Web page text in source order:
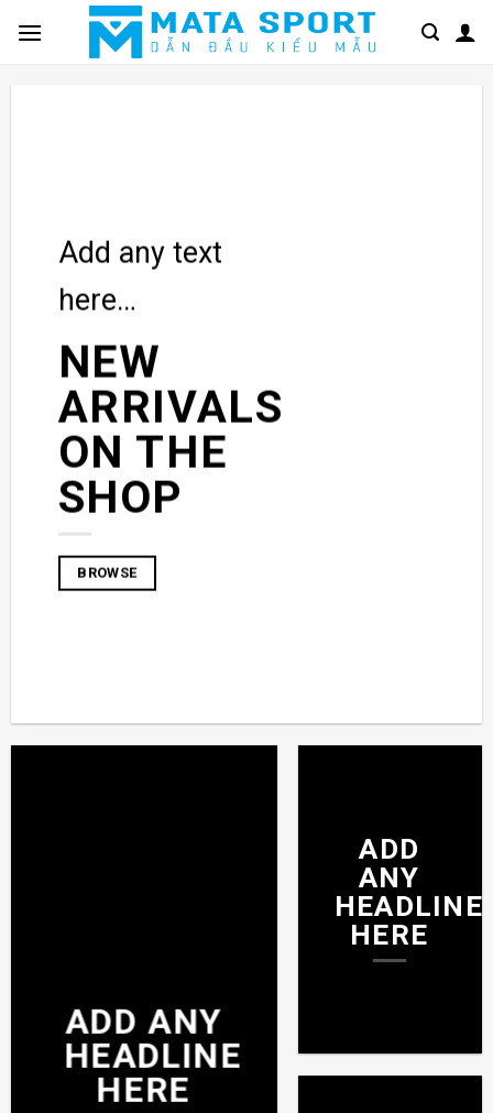
qua
Add any text
here…
NEW
ARRIVALS
ON THE
SHOP
BROWSE
ADD ANY
HEADLINE
HERE
ADD
ANY
HEADLINE
HERE